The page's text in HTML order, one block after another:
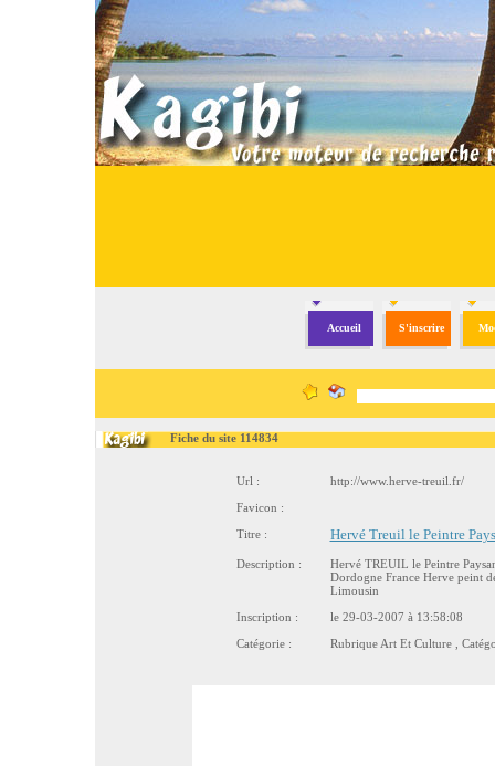
Accueil S'inscrire
Fiche du site 114834
Url :
http://www.herve-treuil.fr/
Favicon :
Titre :
Hervé Treuil le Peintre
Description :
Hervé TREUIL le Peintre
Dordogne France Herve peint
Limousin
Inscription :
le 29-03-2007 à 13:58:08
Catégorie :
Rubrique Art Et Culture,